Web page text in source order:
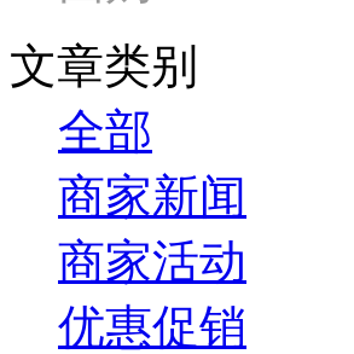
文章类别
全部
商家新闻
商家活动
优惠促销